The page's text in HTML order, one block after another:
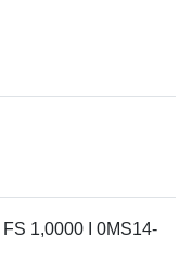
1,0000 I 0MS14-